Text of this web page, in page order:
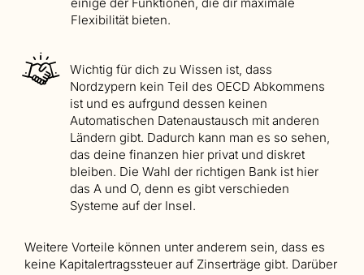
Flexibilität bieten.
Wichtig für dich zu Wissen ist, dass
Nordzypern kein Teil des OECD Abkommens
ist und es aufrgund dessen keinen
Automatischen Datenaustausch mit anderen
Ländern gibt. Dadurch kann man es so sehen,
das deine finanzen hier privat und diskret
bleiben. Die Wahl der richtigen Bank ist hier
das A und O, denn es gibt verschieden
Systeme auf der Insel.
Weitere Vorteile können unter anderem sein, dass es
keine Kapitalertragssteuer auf Zinserträge gibt. Darüber